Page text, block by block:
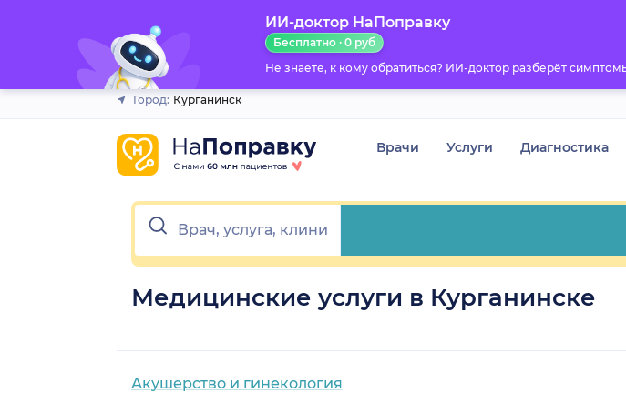
ИИ-доктор НаПоправку
Бесплатно · 0 руб
Не знаете, к кому обратиться? ИИ-доктор разберёт
Город: Курганинск
Врачи Услуги Диагностика
Медицинские услуги в Курганинске
Акушерство и гинекология